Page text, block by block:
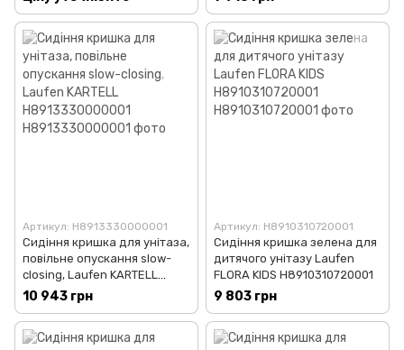
Артикул: H8913330000001
Сидіння кришка для унітаза,
повільне опускання slow-
closing, Laufen KARTELL
H8913330000001
10 943 грн
Артикул: H8910310720001
Сидіння кришка зелена для
дитячого унітазу Laufen
FLORA KIDS H8910310720001
9 803 грн